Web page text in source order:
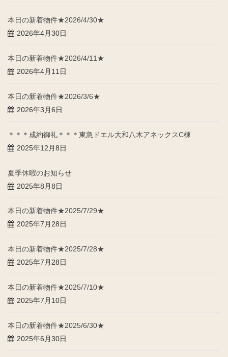
本日の新着物件★2026/4/30★
2026年4月30日
本日の新着物件★2026/4/11★
2026年4月11日
本日の新着物件★2026/3/6★
2026年3月6日
＊＊＊成約御礼＊＊＊東急ドエル大和八木アネックスC棟
2025年12月8日
夏季休暇のお知らせ
2025年8月8日
本日の新着物件★2025/7/29★
2025年7月28日
本日の新着物件★2025/7/28★
2025年7月28日
本日の新着物件★2025/7/10★
2025年7月10日
本日の新着物件★2025/6/30★
2025年6月30日